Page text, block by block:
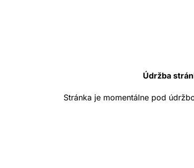
Údržba
Stránka je momentálne pod